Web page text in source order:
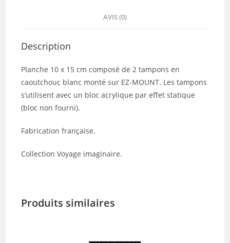
AVIS (0)
Description
Planche 10 x 15 cm composé de 2 tampons en
caoutchouc blanc monté sur EZ-MOUNT. Les tampons
s’utilisent avec un bloc acrylique par effet statique
(bloc non fourni).
Fabrication française.
Collection Voyage imaginaire.
Produits similaires